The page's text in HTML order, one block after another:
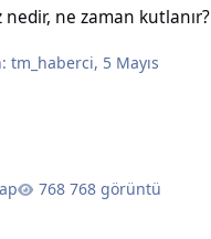
nedir, ne zaman kutlanır?
tm_haberci, 5 Mayıs
768 görüntü